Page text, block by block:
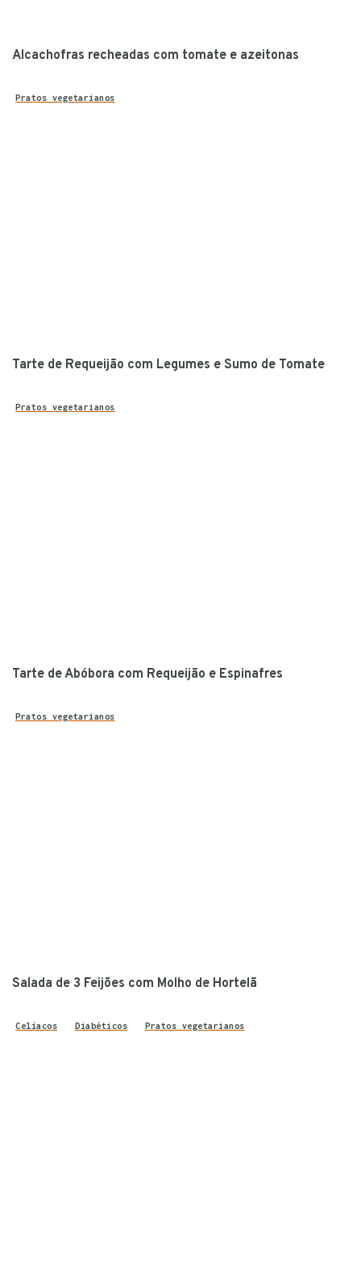
Alcachofras recheadas com tomate e azeitonas
Pratos vegetarianos
Tarte de Requeijão com Legumes e Sumo de Tomate
Pratos vegetarianos
Tarte de Abóbora com Requeijão e Espinafres
Pratos vegetarianos
Salada de 3 Feijões com Molho de Hortelã
Celíacos Diabéticos Pratos vegetarianos